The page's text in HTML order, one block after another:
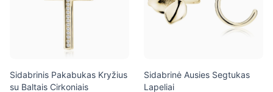
Sidabrinis Pakabukas Kryžius
su Baltais Cirkoniais
Sidabrinė Ausies Segtukas
Lapeliai